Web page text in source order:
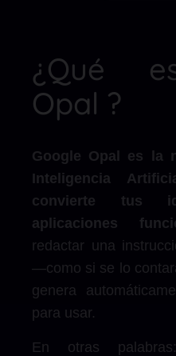
¿Qué
Opal ?
Google Opal es la
Inteligencia
convierte tus
aplicaciones
redactar una
—como si se lo
genera
para usar.
En otras